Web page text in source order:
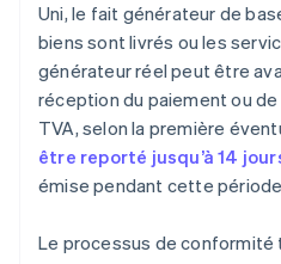
Uni, le fait générateur de
biens sont livrés ou les
générateur réel peut être
réception du paiement ou de
TVA, selon la première
être reporté jusqu’à 14
émise pendant cette
Le processus de conformité